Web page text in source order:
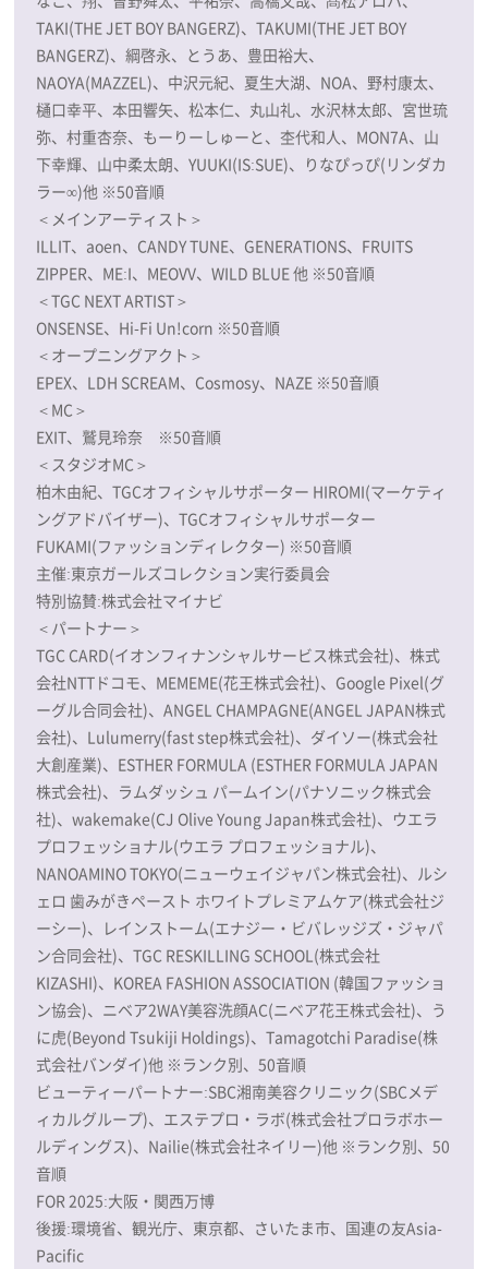
TAKI(THE JET BOY BANGERZ)、TAKUMI(THE JET BOY
BANGERZ)、綱啓永、とうあ、豊田裕大、
NAOYA(MAZZEL)、中沢元紀、夏生大湖、NOA、野村康太、
樋口幸平、本田響矢、松本仁、丸山礼、水沢林太郎、宮世琉
弥、村重杏奈、もーりーしゅーと、杢代和人、MON7A、山
下幸輝、山中柔太朗、YUUKI(IS:SUE)、りなぴっぴ(リンダカ
ラー∞)他 ※50音順
＜メインアーティスト＞
ILLIT、aoen、CANDY TUNE、GENERATIONS、FRUITS
ZIPPER、ME:I、MEOVV、WILD BLUE 他 ※50音順
＜TGC NEXT ARTIST＞
ONSENSE、Hi-Fi Un!corn ※50音順
＜オープニングアクト＞
EPEX、LDH SCREAM、Cosmosy、NAZE ※50音順
＜MC＞
EXIT、鷲見玲奈 ※50音順
＜スタジオMC＞
柏木由紀、TGCオフィシャルサポーター HIROMI(マーケティ
ングアドバイザー)、TGCオフィシャルサポーター
FUKAMI(ファッションディレクター) ※50音順
主催:東京ガールズコレクション実行委員会
特別協賛:株式会社マイナビ
＜パートナー＞
TGC CARD(イオンフィナンシャルサービス株式会社)、株式
会社NTTドコモ、MEMEME(花王株式会社)、Google Pixel(グ
ーグル合同会社)、ANGEL CHAMPAGNE(ANGEL JAPAN株式
会社)、Lulumerry(fast step株式会社)、ダイソー(株式会社
大創産業)、ESTHER FORMULA (ESTHER FORMULA JAPAN
株式会社)、ラムダッシュ パームイン(パナソニック株式会
社)、wakemake(CJ Olive Young Japan株式会社)、ウエラ
プロフェッショナル(ウエラ プロフェッショナル)、
NANOAMINO TOKYO(ニューウェイジャパン株式会社)、ルシ
ェロ 歯みがきペースト ホワイトプレミアムケア(株式会社ジ
ーシー)、レインストーム(エナジー・ビバレッジズ・ジャパ
ン合同会社)、TGC RESKILLING SCHOOL(株式会社
KIZASHI)、KOREA FASHION ASSOCIATION (韓国ファッショ
ン協会)、ニベア2WAY美容洗顔AC(ニベア花王株式会社)、う
に虎(Beyond Tsukiji Holdings)、Tamagotchi Paradise(株
式会社バンダイ)他 ※ランク別、50音順
ビューティーパートナー:SBC湘南美容クリニック(SBCメデ
ィカルグループ)、エステプロ・ラボ(株式会社プロラボホー
ルディングス)、Nailie(株式会社ネイリー)他 ※ランク別、50
音順
FOR 2025:大阪・関西万博
後援:環境省、観光庁、東京都、さいたま市、国連の友Asia-
Pacific